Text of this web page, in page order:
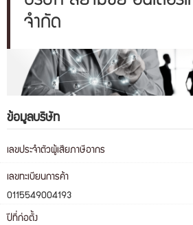
จำกัด
ข้อมูลบริษัท
เลขประจำตัวผู้เสียภาษีอากร
เลขทะเบียนการค้า
0115549004193
ปีที่ก่อตั้ง